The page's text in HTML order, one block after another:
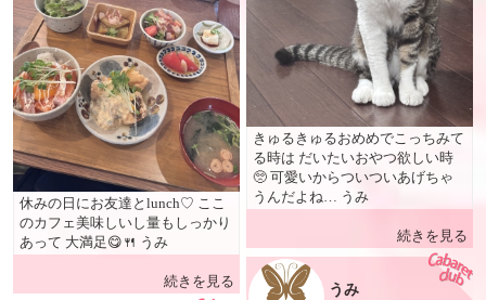
きゅるきゅるおめめでこっちみて
る時は だいたいおやつ欲しい時
🥺 可愛いからついついあげちゃ
続きを見る
休みの日にお友達とlunch♡ ここ
のカフェ美味しいし量もしっかり
続きを見る
うみ